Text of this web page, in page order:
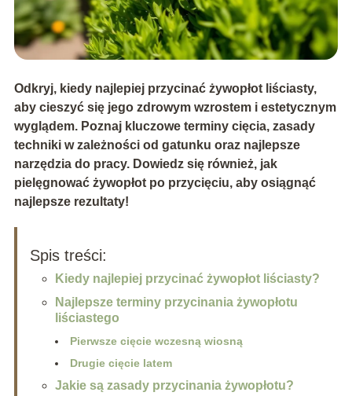
Odkryj, kiedy najlepiej przycinać żywopłot liściasty,
aby cieszyć się jego zdrowym wzrostem i estetycznym
wyglądem. Poznaj kluczowe terminy cięcia, zasady
techniki w zależności od gatunku oraz najlepsze
narzędzia do pracy. Dowiedz się również, jak
pielęgnować żywopłot po przycięciu, aby osiągnąć
najlepsze rezultaty!
Spis treści:
Kiedy najlepiej przycinać żywopłot liściasty?
Najlepsze terminy przycinania żywopłotu
liściastego
Pierwsze cięcie wczesną wiosną
Drugie cięcie latem
Jakie są zasady przycinania żywopłotu?